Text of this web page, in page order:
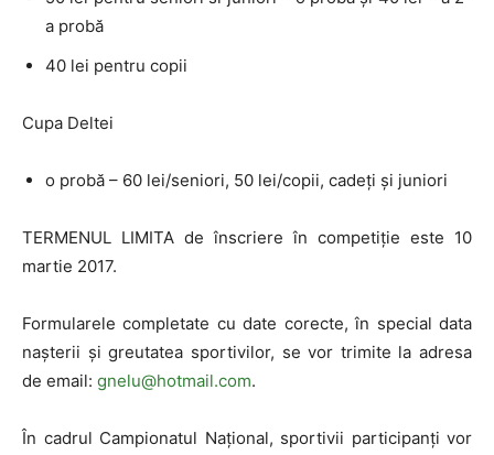
a probă
40 lei pentru copii
Cupa Deltei
o probă – 60 lei/seniori, 50 lei/copii, cadeți și juniori
TERMENUL LIMITA de înscriere în competiție este 10
martie 2017.
Formularele completate cu date corecte, în special data
nașterii și greutatea sportivilor, se vor trimite la adresa
de email: gnelu@hotmail.com.
În cadrul Campionatul Național, sportivii participanți vor